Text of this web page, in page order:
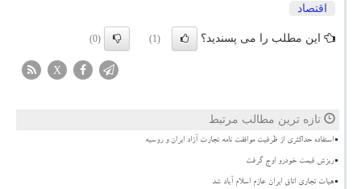
اقتصاد
این مطلب را می پسندید؟ (1)
(0)
X
تازه ترین مطالب مرتبط
استفاده حداکثری از ظرفیت موافقت نامه تجارت آزاد ایران و روسیه
ریزش قیمت خودرو اوج گرفت
هیات تجاری اتاق ایران عازم اسلام آباد شد